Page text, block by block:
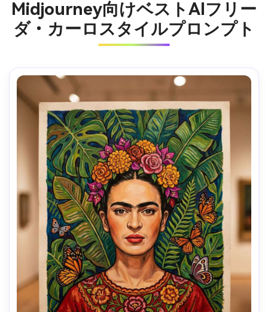
Midjourney向けベストAIフリー
ダ・カーロスタイルプロンプト